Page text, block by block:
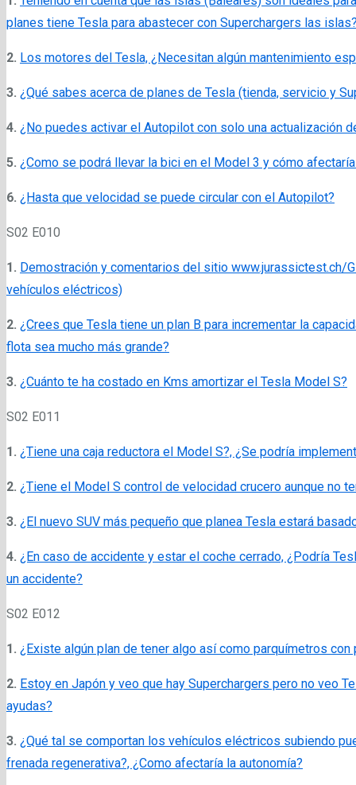
planes tiene Tesla para abastecer con Superchargers las
2. Los motores del Tesla, ¿Necesitan algún mantenimiento
3. ¿Qué sabes acerca de planes de Tesla (tienda, servicio y
4. ¿No puedes activar el Autopilot con solo una actualización
5. ¿Como se podrá llevar la bici en el Model 3 y cómo
6. ¿Hasta que velocidad se puede circular con el Autopilot?
S02 E010
1. Demostración y comentarios del sitio www.jurassictest.ch/
vehículos eléctricos)
2. ¿Crees que Tesla tiene un plan B para incrementar la
flota sea mucho más grande?
3. ¿Cuánto te ha costado en Kms amortizar el Tesla Model S?
S02 E011
1. ¿Tiene una caja reductora el Model S?, ¿Se podría
2. ¿Tiene el Model S control de velocidad crucero aunque no
3. ¿El nuevo SUV más pequeño que planea Tesla estará
4. ¿En caso de accidente y estar el coche cerrado, ¿Podría
un accidente?
S02 E012
1. ¿Existe algún plan de tener algo así como parquímetros
2. Estoy en Japón y veo que hay Superchargers pero no veo
ayudas?
3. ¿Qué tal se comportan los vehículos eléctricos subiendo
frenada regenerativa?, ¿Como afectaría la autonomía?